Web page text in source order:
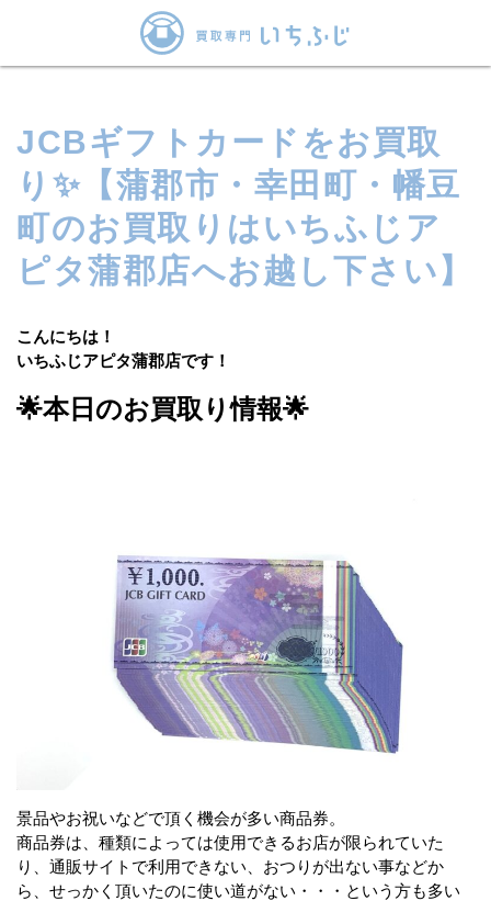
JCBギフトカードをお買取
り✨【蒲郡市・幸田町・幡豆
町のお買取りはいちふじア
ピタ蒲郡店へお越し下さい】
こんにちは！
いちふじアピタ蒲郡店です！
🌟本日のお買取り情報🌟
景品やお祝いなどで頂く機会が多い商品券。
商品券は、種類によっては使用できるお店が限られていた
り、通販サイトで利用できない、おつりが出ない事などか
ら、せっかく頂いたのに使い道がない・・・という方も多い